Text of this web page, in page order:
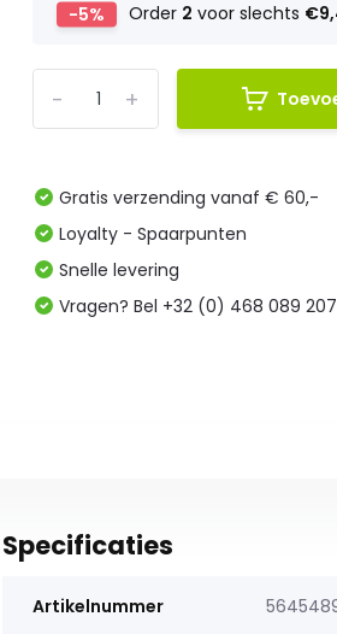
-5% Order 2 voor slechts
+
-
Gratis verzending vanaf € 60,-
Loyalty - Spaarpunten
Snelle levering
Vragen? Bel +32 (0) 468 089 207
Specificaties
Artikelnummer